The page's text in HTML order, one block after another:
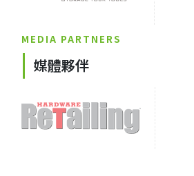
MEDIA PARTNERS
媒體夥伴